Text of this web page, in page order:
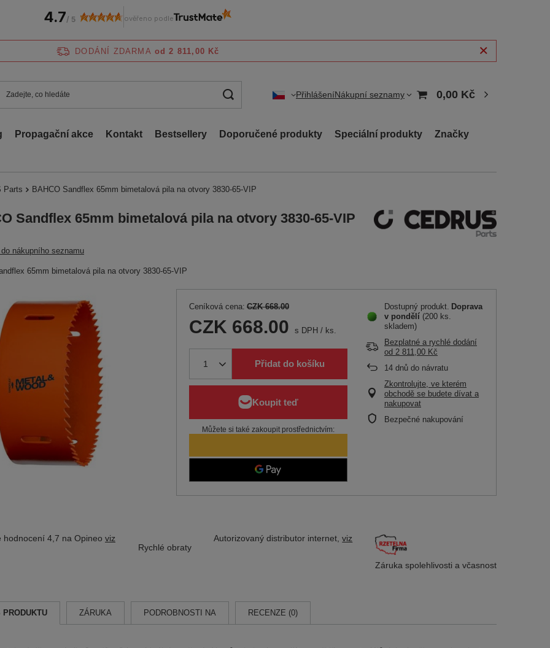
DODÁNÍ ZDARMA od 2 811,00 Kč
PřihlášeníNákupní seznamy 0,00 Kč
Propagační akce Kontakt Bestsellery Doporučené produkty Speciální produkty
Značky
Parts BAHCO Sandflex 65mm bimetalová pila na otvory 3830-65-VIP
Sandflex 65mm bimetalová pila na otvory 3830-65-VIP
do nákupního seznamu
65mm bimetalová pila na otvory 3830-65-VIP
Ceníková cena: CZK 668.00
CZK 668.00 s DPH / ks.
Přidat do košíku
Můžete si také zakoupit prostřednictvím:
Dostupný produkt Doprava
v pondělí (200 ks.
skladem)
Bezplatné a rychlé dodání
od 2 811,00 Kč
14 dnů do návratu
Zkontrolujte, ve kterém
obchodě se budete dívat a
nakupovat
Bezpečné nakupování
hodnocení 4,7 na Opineo viz
Rychlé obraty
Autorizovaný distributor internet,viz
Záruka spolehlivosti a včasnost
PRODUKTU ZÁRUKA PODROBNOSTI NA RECENZE (0)
4.7/ 5 ověřeno podle